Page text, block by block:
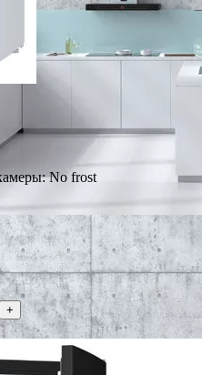
No frost
+